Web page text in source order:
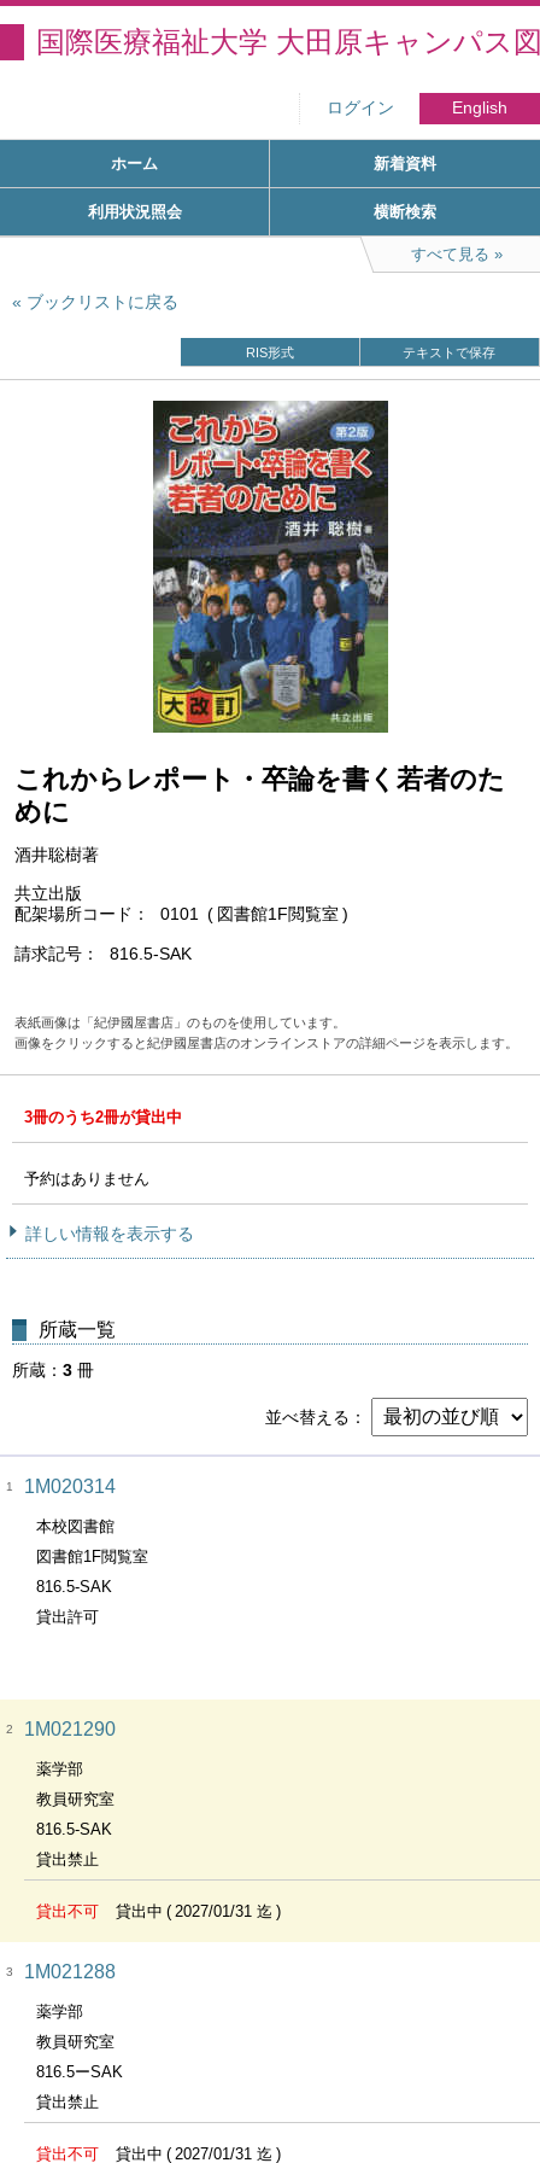
国際医療福祉大学 大田原キャンパス
ログイン English
ホーム 新着資料
利用状況照会 横断検索
すべて見る
ブックリストに戻る
RIS形式 テキストで保存
これからレポート・卒論を書く若者のた
めに
酒井聡樹著
共立出版
配架場所コード
0101 図書館1F閲覧室
請求記号 816.5-SAK
表紙画像は「紀伊國屋書店」のものを使用しています。
画像をクリックすると紀伊國屋書店のオンラインストアの詳細ページを表示します。
3冊のうち2冊が貸出中
予約はありません
詳しい情報を表示する
所蔵一覧
所蔵 3 冊
並べ替える
1 1M020314
本校図書館
図書館1F閲覧室
816.5-SAK
貸出許可
2 1M021290
薬学部
教員研究室
816.5-SAK
貸出禁止
貸出不可 貸出中 2027/01/31 迄
3 1M021288
薬学部
教員研究室
816.5ーSAK
貸出禁止
貸出不可 貸出中 2027/01/31 迄